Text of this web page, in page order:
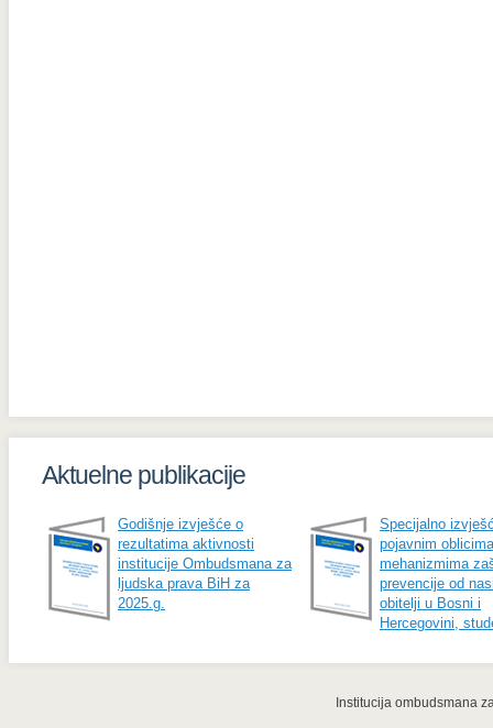
Aktuelne publikacije
Godišnje izvješće o
rezultatima aktivnosti
institucije Ombudsmana za
ljudska prava BiH za
2025.g.
Specijalno
pojavnim
mehanizmima
prevencije od
obitelji u Bosni i
Hercegovini,
Institucija ombudsmana